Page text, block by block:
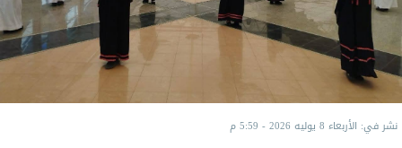
نشر في: الأربعاء 8 يوليه 2026 - 5:59 م